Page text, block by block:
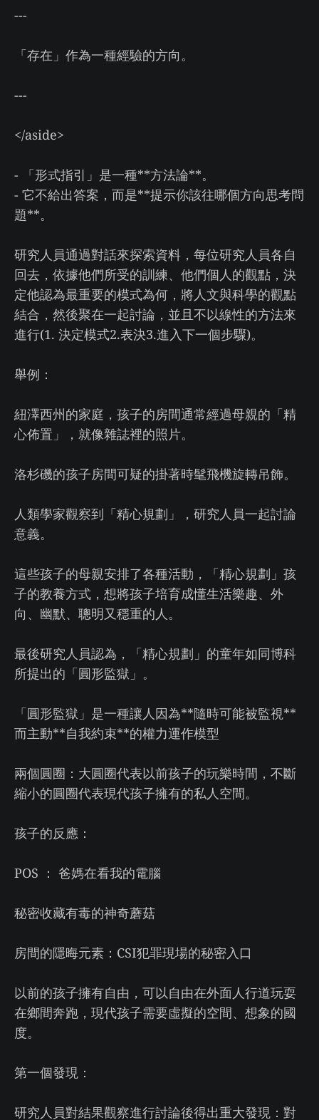
---
「存在」作為一種經驗的方向。
---
</aside>
- 「形式指引」是一種**方法論**。
- 它不給出答案，而是**提示你該往哪個方向思考問
題**。
研究人員通過對話來探索資料，每位研究人員各自
回去，依據他們所受的訓練、他們個人的觀點，決
定他認為最重要的模式為何，將人文與科學的觀點
結合，然後聚在一起討論，並且不以線性的方法來
進行(1. 決定模式2.表決3.進入下一個步驟)。
舉例：
紐澤西州的家庭，孩子的房間通常經過母親的「精
心佈置」，就像雜誌裡的照片。
洛杉磯的孩子房間可疑的掛著時髦飛機旋轉吊飾。
人類學家觀察到「精心規劃」，研究人員一起討論
意義。
這些孩子的母親安排了各種活動，「精心規劃」孩
子的教養方式，想將孩子培育成懂生活樂趣、外
向、幽默、聰明又穩重的人。
最後研究人員認為，「精心規劃」的童年如同博科
所提出的「圓形監獄」。
「圓形監獄」是一種讓人因為**隨時可能被監視**
而主動**自我約束**的權力運作模型
兩個圓圈：大圓圈代表以前孩子的玩樂時間，不斷
縮小的圓圈代表現代孩子擁有的私人空間。
孩子的反應：
POS ： 爸媽在看我的電腦
秘密收藏有毒的神奇蘑菇
房間的隱晦元素：CSI犯罪現場的秘密入口
以前的孩子擁有自由，可以自由在外面人行道玩耍
在鄉間奔跑，現代孩子需要虛擬的空間、想象的國
度。
第一個發現：
研究人員對結果觀察進行討論後得出重大發現：對